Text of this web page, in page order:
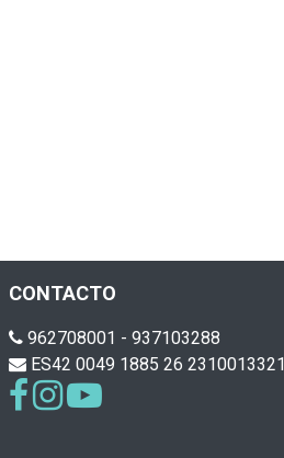
CONTACTO
962708001 - 937103288
ES42 0049 1885 26 2310013321